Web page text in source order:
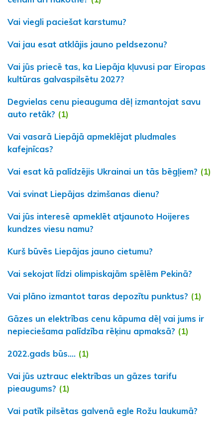
Vai viegli paciešat karstumu?
Vai jau esat atklājis jauno peldsezonu?
Vai jūs priecē tas, ka Liepāja kļuvusi par Eiropas
kultūras galvaspilsētu 2027?
Degvielas cenu pieauguma dēļ izmantojat savu
auto retāk? (1)
Vai vasarā Liepājā apmeklējat pludmales
kafejnīcas?
Vai esat kā palīdzējis Ukrainai un tās bēgļiem? (1)
Vai svinat Liepājas dzimšanas dienu?
Vai jūs interesē apmeklēt atjaunoto Hoijeres
kundzes viesu namu?
Kurš būvēs Liepājas jauno cietumu?
Vai sekojat līdzi olimpiskajām spēlēm Pekinā?
Vai plāno izmantot taras depozītu punktus? (1)
Gāzes un elektrības cenu kāpuma dēļ vai jums ir
nepieciešama palīdzība rēķinu apmaksā? (1)
2022.gads būs.... (1)
Vai jūs uztrauc elektrības un gāzes tarifu
pieaugums? (1)
Vai patīk pilsētas galvenā egle Rožu laukumā?